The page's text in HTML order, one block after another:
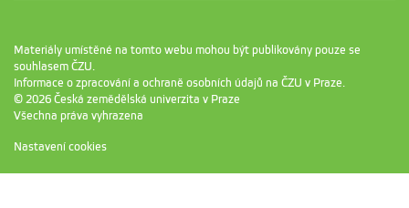
Materiály umístěné na tomto webu mohou být publikovány pouze se
souhlasem ČZU.
Informace o zpracování a ochraně osobních údajů na ČZU v Praze.
© 2026 Česká zemědělská univerzita v Praze
Všechna práva vyhrazena
Nastavení cookies